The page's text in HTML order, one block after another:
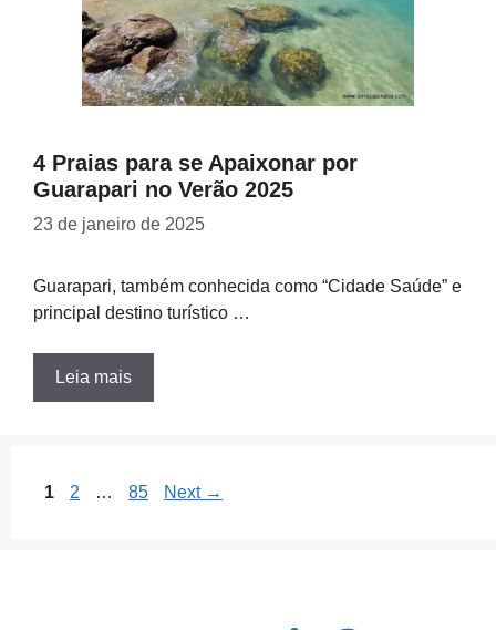
4 Praias para se Apaixonar por
Guarapari no Verão 2025
23 de janeiro de 2025
Guarapari, também conhecida como “Cidade Saúde” e
principal destino turístico …
Leia mais
Page
1 Page
2 … Page
85 Next →